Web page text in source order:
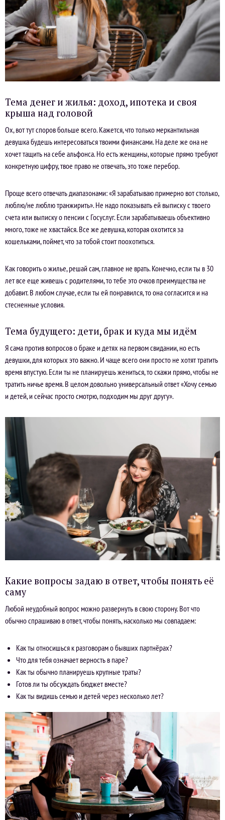
Тема денег и жилья: доход, ипотека и своя
крыша над головой
Ох, вот тут споров больше всего. Кажется, что только меркантильная
девушка будешь интересоваться твоими финансами. На деле же она не
хочет тащить на себе альфонса. Но есть женщины, которые прямо требуют
конкретную цифру, твое право не отвечать, это тоже перебор.
Проще всего отвечать диапазонами: «Я зарабатываю примерно вот столько,
люблю/не люблю транжирить». Не надо показывать ей выписку с твоего
счета или выписку о пенсии с Госуслуг. Если зарабатываешь объективно
много, тоже не хвастайся. Все же девушка, которая охотится за
кошельками, поймет, что за тобой стоит поохотиться.
Как говорить о жилье, решай сам, главное не врать. Конечно, если ты в 30
лет все еще живешь с родителями, то тебе это очков преимущества не
добавит. В любом случае, если ты ей понравился, то она согласится и на
стесненные условия.
Тема будущего: дети, брак и куда мы идём
Я сама против вопросов о браке и детях на первом свидании, но есть
девушки, для которых это важно. И чаще всего они просто не хотят тратить
время впустую. Если ты не планируешь жениться, то скажи прямо, чтобы не
тратить ничье время. В целом довольно универсальный ответ «Хочу семью
и детей, и сейчас просто смотрю, подходим мы друг другу».
Какие вопросы задаю в ответ, чтобы понять её
саму
Любой неудобный вопрос можно развернуть в свою сторону. Вот что
обычно спрашиваю в ответ, чтобы понять, насколько мы совпадаем:
Как ты относишься к разговорам о бывших партнёрах?
Что для тебя означает верность в паре?
Как ты обычно планируешь крупные траты?
Готов ли ты обсуждать бюджет вместе?
Как ты видишь семью и детей через несколько лет?